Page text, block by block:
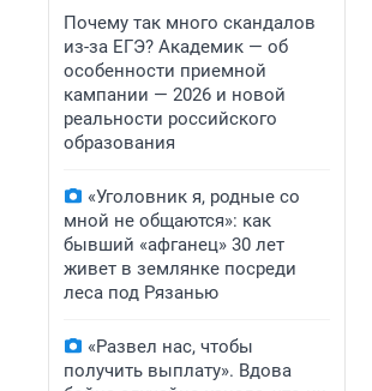
Почему так много скандалов
из-за ЕГЭ? Академик — об
особенности приемной
кампании — 2026 и новой
реальности российского
образования
«Уголовник я, родные со
мной не общаются»: как
бывший «афганец» 30 лет
живет в землянке посреди
леса под Рязанью
«Развел нас, чтобы
получить выплату». Вдова